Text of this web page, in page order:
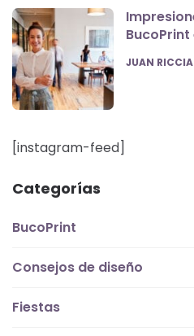
POSTED
JUAN
[instagram-feed]
Categorías
BucoPrint
Consejos de diseño
Fiestas